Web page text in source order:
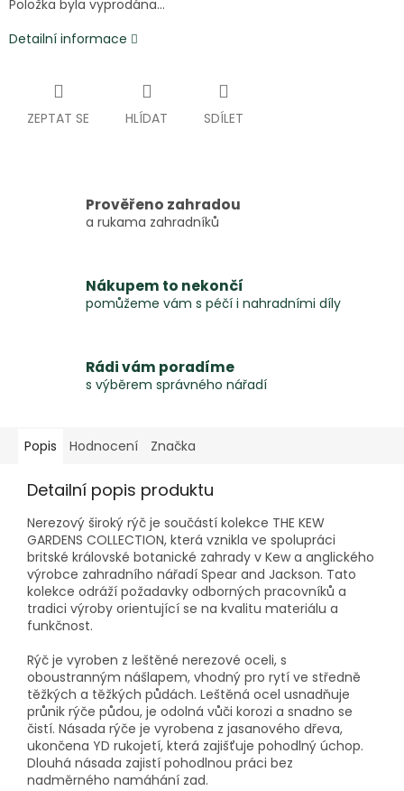
Položka byla vyprodána…
Detailní informace
ZEPTAT SE HLÍDAT SDÍLET
Prověřeno zahradou
a rukama zahradníků
Nákupem to nekončí
pomůžeme vám s péčí i nahradními díly
Rádi vám poradíme
s výběrem správného nářadí
Popis Hodnocení Značka
Detailní popis produktu
Nerezový široký rýč je součástí kolekce THE KEW
GARDENS COLLECTION, která vznikla ve spolupráci
britské královské botanické zahrady v Kew a anglického
výrobce zahradního nářadí Spear and Jackson. Tato
kolekce odráží požadavky odborných pracovníků a
tradici výroby orientující se na kvalitu materiálu a
funkčnost.
Rýč je vyroben z leštěné nerezové oceli, s
oboustranným nášlapem, vhodný pro rytí ve středně
těžkých a těžkých půdách. Leštěná ocel usnadňuje
průnik rýče půdou, je odolná vůči korozi a snadno se
čistí. Násada rýče je vyrobena z jasanového dřeva,
ukončena YD rukojetí, která zajišťuje pohodlný úchop.
Dlouhá násada zajistí pohodlnou práci bez
nadměrného namáhání zad.